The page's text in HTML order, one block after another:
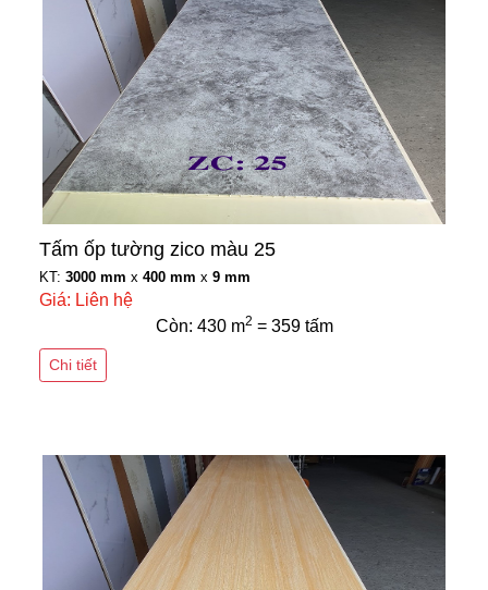
Tấm ốp tường zico màu 25
KT: 3000 mm x 400 mm x 9 mm
Giá: Liên hệ
Còn: 430 m2 = 359 tấm
Chi tiết